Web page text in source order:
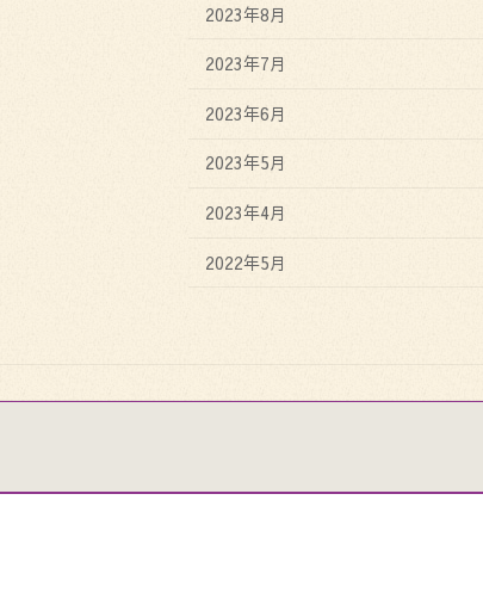
2023年8月
2023年7月
2023年6月
2023年5月
2023年4月
2022年5月